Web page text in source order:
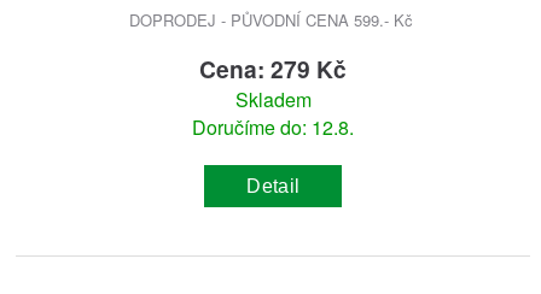
DOPRODEJ - PŮVODNÍ CENA 599.- Kč
Cena: 279 Kč
Skladem
Doručíme do: 12.8.
Detail